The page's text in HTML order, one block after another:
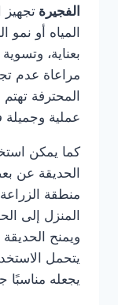
الفجيرة
المياه أو
بعناية،
مراعاة عدم
المحترفة
عملية
كما يمكن
الحديقة عن
منطقة
المنزل إلى
ويمنح الحديقة
يتحمل
يجعله مناسبًا